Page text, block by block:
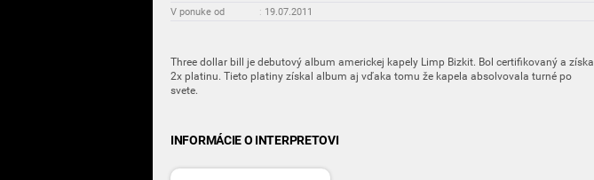
V ponuke od
: 19.07.2011
Three dollar bill je debutový album americkej kapely Limp Bizkit. Bol certifikovaný a získal
2x platinu. Tieto platiny získal album aj vďaka tomu že kapela absolvovala turné po
svete.
INFORMÁCIE O INTERPRETOVI